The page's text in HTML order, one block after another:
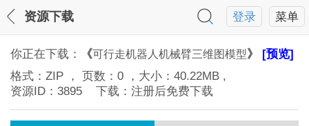
菜单
登录
资源下载
你正在下载： 《可行走机器人机械臂三维图模型》 [预览]
格式： ZIP ， 页数： 0 ，大小： 40.22MB ,
资源ID： 3895 下载：注册后免费下载